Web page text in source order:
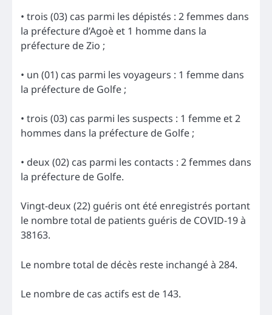
• trois (03) cas parmi les dépistés : 2 femmes dans
la préfecture d’Agoè et 1 homme dans la
préfecture de Zio ;
• un (01) cas parmi les voyageurs : 1 femme dans
la préfecture de Golfe ;
• trois (03) cas parmi les suspects : 1 femme et 2
hommes dans la préfecture de Golfe ;
• deux (02) cas parmi les contacts : 2 femmes dans
la préfecture de Golfe.
Vingt-deux (22) guéris ont été enregistrés portant
le nombre total de patients guéris de COVID-19 à
38163.
Le nombre total de décès reste inchangé à 284.
Le nombre de cas actifs est de 143.